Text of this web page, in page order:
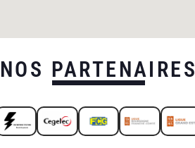
NOS PARTENAIRES